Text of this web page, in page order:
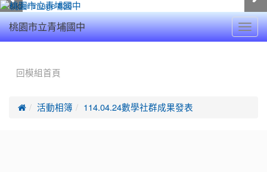
桃園市立青埔國中
回模組首頁
 活動相簿 114.04.24數學社群成果發表